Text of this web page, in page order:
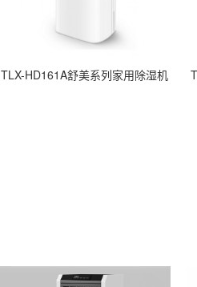
TLX-HD161A舒美系列家用除湿机